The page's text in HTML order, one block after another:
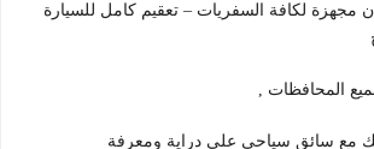
مجهزة لكافة السفريات – تعقيم كامل للسيارة
المحافظات ,
مع سائق سياحي علي دراية ومعرفة